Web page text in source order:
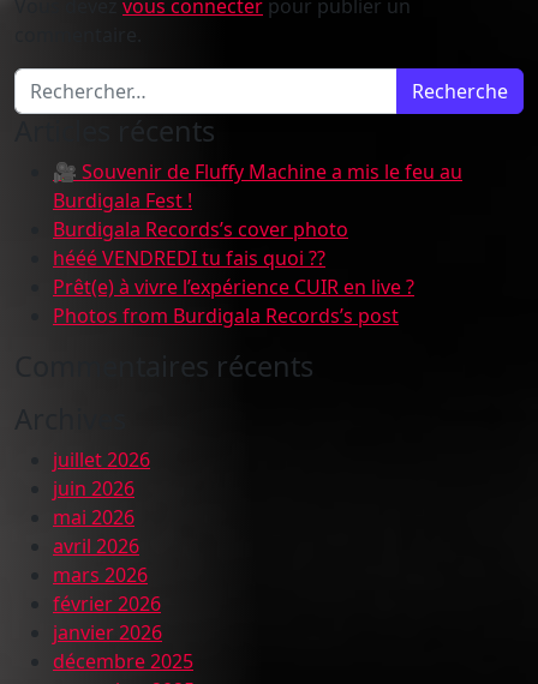
vous connecter pour publier un
Recherche pour :
Articles récents
🎥 Souvenir de Fluffy Machine a mis le feu au
Burdigala Fest !
Burdigala Records’s cover photo
hééé VENDREDI tu fais quoi ??
Prêt(e) à vivre l’expérience CUIR en live ?
Photos from Burdigala Records’s post
Commentaires récents
juillet 2026
juin 2026
mai 2026
avril 2026
mars 2026
février 2026
janvier 2026
décembre 2025